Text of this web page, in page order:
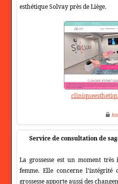
esthétique Solvay près de Liège.
Service de consultation de
La grossesse est un moment
femme. Elle concerne
grossesse apporte aussi des